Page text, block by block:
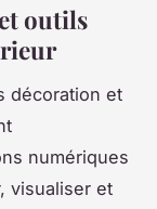
outils
décoration et
numériques
visualiser et